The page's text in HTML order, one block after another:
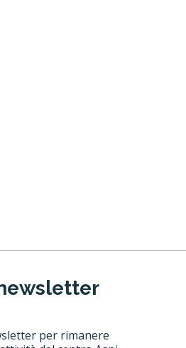
per rimanere